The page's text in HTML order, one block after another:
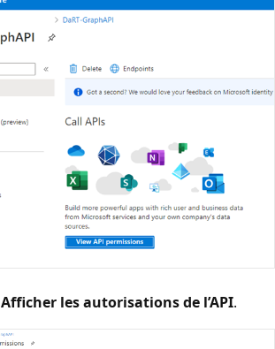
Afficher les autorisations de l’API.